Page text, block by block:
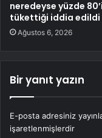
neredeyse yüzde
tükettiği iddia edildi
Ağustos 6, 2026
Bir yanıt yazın
E-posta adresiniz
işaretlenmişlerdir